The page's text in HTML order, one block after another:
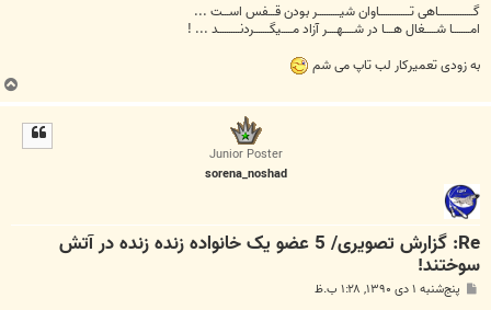
گــــــــــــــــاهی تــــــــــــــاوان شیــــــــــر بودن قـــفس اســـت ...
امــــــــا شـــــغال هــــا در شـــــهــــر آزاد مـــــیگـــــــردنــــــــــد ... !
به زودی تعمیرکار لب تاپ می شم
ب
ا
Junior Poster
sorena_noshad
Re: گزارش تصویری/ 5 عضو یک خانواده زنده زنده در آتش
سوختند!
پ پنج‌شنبه ۱ دی ۱۳۹۰, ۱:۲۸ ب.ظ